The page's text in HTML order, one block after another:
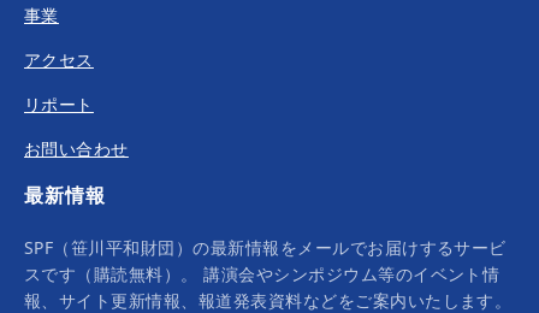
事業
アクセス
リポート
お問い合わせ
最新情報
SPF（笹川平和財団）の最新情報をメールでお届けするサービ
スです（購読無料）。 講演会やシンポジウム等のイベント情
報、サイト更新情報、報道発表資料などをご案内いたします。